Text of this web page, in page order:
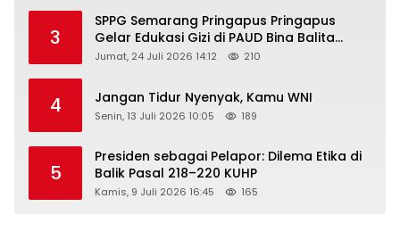
3
SPPG Semarang Pringapus Pringapus
Gelar Edukasi Gizi di PAUD Bina Balita
Peringati Hari Anak Nasional 2026
Jumat, 24 Juli 2026 14:12 210
4 Jangan Tidur Nyenyak, Kamu WNI
Senin, 13 Juli 2026 10:05 189
5
Presiden sebagai Pelapor: Dilema Etika di
Balik Pasal 218–220 KUHP
Kamis, 9 Juli 2026 16:45 165